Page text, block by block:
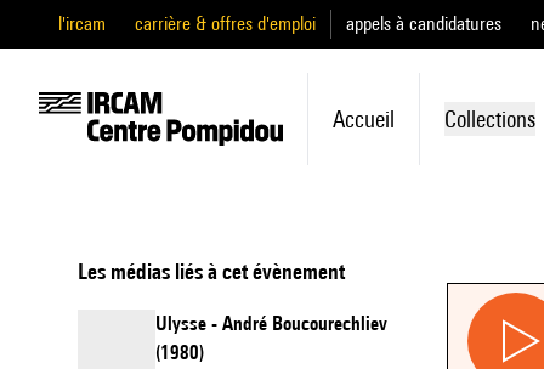
l'ircam carrière & offres d'emploi appels à candidatures
Accueil Collections
Les médias liés à cet évènement
Ulysse - André Boucourechliev
(1980)